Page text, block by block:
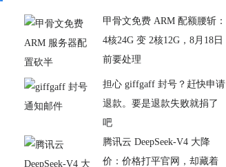
甲骨文免费 ARM 配额腰斩：
4核24G 变 2核12G，8月18日
前要处理
担心 giffgaff 封号？赶快申请
退款。要是退款失败就捐了
吧
腾讯云 DeepSeek-V4 大降
价：价格打平官网，却藏着